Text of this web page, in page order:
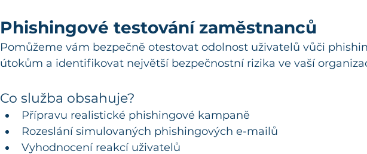
Phishingové testování zaměstnanců
Pomůžeme vám bezpečně otestovat odolnost uživatelů vůči
útokům a identifikovat největší bezpečnostní rizika ve vaší
Co služba obsahuje?
Přípravu realistické phishingové kampaně
Rozeslání simulovaných phishingových e-mailů
Vyhodnocení reakcí uživatelů